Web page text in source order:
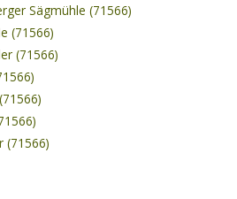
Sägmühle (71566)
(71566)
(71566)
(71566)